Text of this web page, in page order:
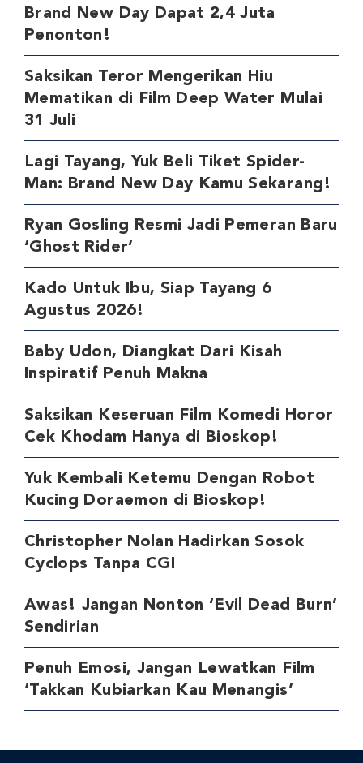
Brand New Day Dapat 2,4 Juta
Penonton!
Saksikan Teror Mengerikan Hiu
Mematikan di Film Deep Water Mulai
31 Juli
Lagi Tayang, Yuk Beli Tiket Spider-
Man: Brand New Day Kamu Sekarang!
Ryan Gosling Resmi Jadi Pemeran Baru
‘Ghost Rider’
Kado Untuk Ibu, Siap Tayang 6
Agustus 2026!
Baby Udon, Diangkat Dari Kisah
Inspiratif Penuh Makna
Saksikan Keseruan Film Komedi Horor
Cek Khodam Hanya di Bioskop!
Yuk Kembali Ketemu Dengan Robot
Kucing Doraemon di Bioskop!
Christopher Nolan Hadirkan Sosok
Cyclops Tanpa CGI
Awas! Jangan Nonton ‘Evil Dead Burn’
Sendirian
Penuh Emosi, Jangan Lewatkan Film
‘Takkan Kubiarkan Kau Menangis’